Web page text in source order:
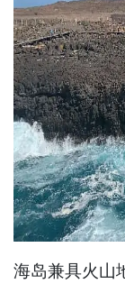
海岛兼具火山